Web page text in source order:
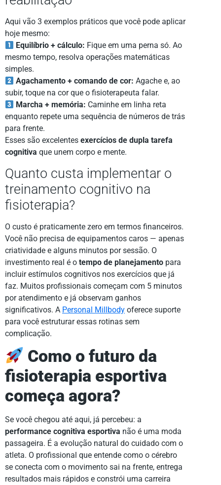
Aqui vão 3 exemplos práticos que você pode aplicar
hoje mesmo:
Equilíbrio + cálculo: Fique em uma perna só. Ao
mesmo tempo, resolva operações matemáticas
simples.
Agachamento + comando de cor: Agache e, ao
subir, toque na cor que o fisioterapeuta falar.
Marcha + memória: Caminhe em linha reta
enquanto repete uma sequência de números de trás
para frente.
Esses são excelentes exercícios de dupla tarefa
cognitiva que unem corpo e mente.
Quanto custa implementar o
treinamento cognitivo na
fisioterapia?
O custo é praticamente zero em termos financeiros.
Você não precisa de equipamentos caros — apenas
criatividade e alguns minutos por sessão. O
investimento real é o tempo de planejamento para
incluir estímulos cognitivos nos exercícios que já
faz. Muitos profissionais começam com 5 minutos
por atendimento e já observam ganhos
significativos. A Personal Millbody oferece suporte
para você estruturar essas rotinas sem
complicação.
Como o futuro da
fisioterapia esportiva
começa agora?
Se você chegou até aqui, já percebeu: a
performance cognitiva esportiva não é uma moda
passageira. É a evolução natural do cuidado com o
atleta. O profissional que entende como o cérebro
se conecta com o movimento sai na frente, entrega
resultados mais rápidos e constrói uma carreira